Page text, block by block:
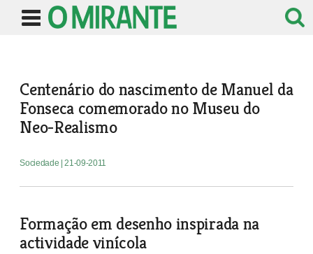
Centenário do nascimento de Manuel da
Fonseca comemorado no Museu do
Neo-Realismo
Sociedade | 21-09-2011
Formação em desenho inspirada na
actividade vinícola